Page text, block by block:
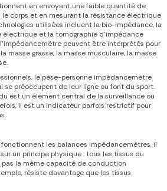
en envoyant une faible quantité de
corps et en mesurant la résistance électrique
utilisées incluent la bio-impédance, la
et la tomographie d’impédance
peuvent être interprétés pour
masse grasse, la masse musculaire, la masse
le pèse-personne impédancemètre
se préoccupent de leur ligne ou font du sport.
est un élément central de la surveillance ou
il est un indicateur parfois restrictif pour
les balances impédancemètres, il
un principe physique : tous les tissus du
la même capacité de conduction
résiste davantage que les tissus